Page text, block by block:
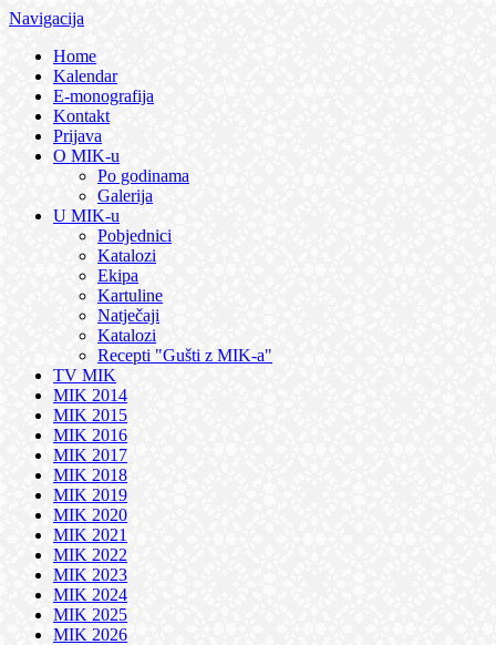
Navigacija
Home
Kalendar
E-monografija
Kontakt
Prijava
O MIK-u
Po godinama
Galerija
U MIK-u
Pobjednici
Katalozi
Ekipa
Kartuline
Natječaji
Katalozi
Recepti "Gušti z MIK-a"
TV MIK
MIK 2014
MIK 2015
MIK 2016
MIK 2017
MIK 2018
MIK 2019
MIK 2020
MIK 2021
MIK 2022
MIK 2023
MIK 2024
MIK 2025
MIK 2026